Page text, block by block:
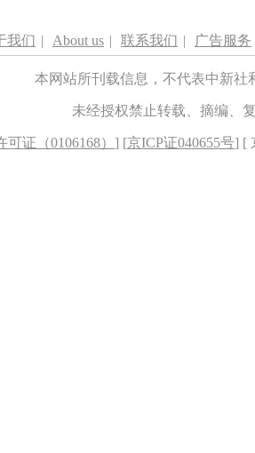
我们 | About us | 联系我们 | 广告服务
本网站所刊载信息，不代表中新
未经授权禁止转载、摘编、
证（0106168） ] [京ICP证040655号] [